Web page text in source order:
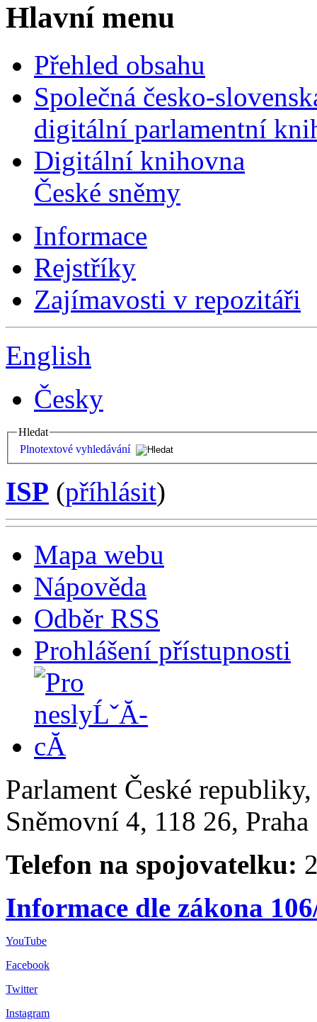
Hlavní menu
Přehled obsahu
Společná česko-
digitální parlamentní
Digitální knihovna
České sněmy
Informace
Rejstříky
Zajímavosti v repozitáři
English
Česky
Hledat
Plnotextové vyhledávání
ISP (příhlásit)
Mapa webu
Nápověda
Odběr RSS
Prohlášení přístupnosti
Parlament České
Sněmovní 4, 118 26,
Telefon na spojovatelku:
Informace dle zákona
YouTube
Facebook
Twitter
Instagram